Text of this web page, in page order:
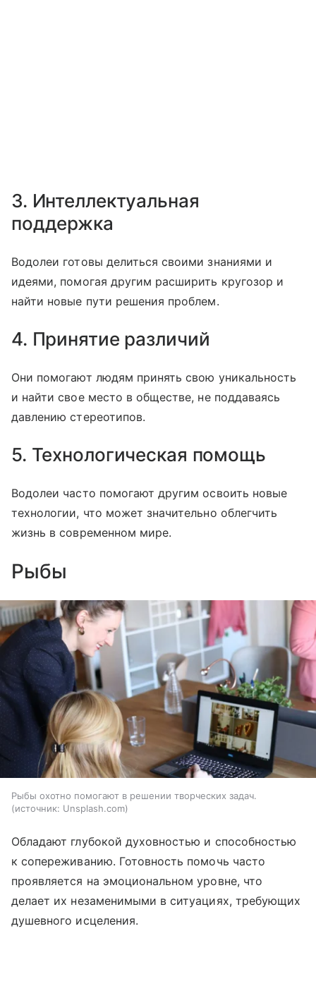
3. Интеллектуальная
поддержка
Водолеи готовы делиться своими знаниями и
идеями, помогая другим расширить кругозор и
найти новые пути решения проблем.
4. Принятие различий
Они помогают людям принять свою уникальность
и найти свое место в обществе, не поддаваясь
давлению стереотипов.
5. Технологическая помощь
Водолеи часто помогают другим освоить новые
технологии, что может значительно облегчить
жизнь в современном мире.
Рыбы
Рыбы охотно помогают в решении творческих задач.
источник: Unsplash.com
Обладают глубокой духовностью и способностью
к сопереживанию. Готовность помочь часто
проявляется на эмоциональном уровне, что
делает их незаменимыми в ситуациях, требующих
душевного исцеления.